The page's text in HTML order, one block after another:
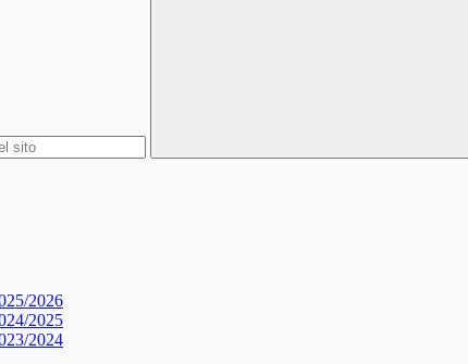
2026
2025
2024